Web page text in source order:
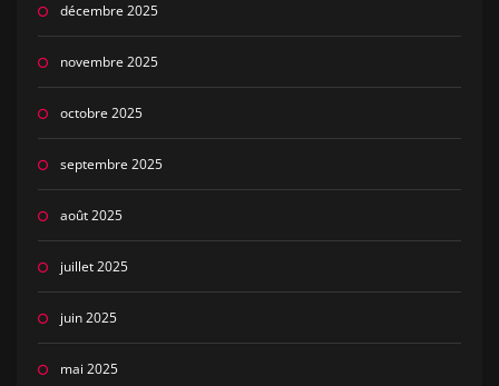
décembre 2025
novembre 2025
octobre 2025
septembre 2025
août 2025
juillet 2025
juin 2025
mai 2025